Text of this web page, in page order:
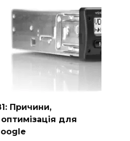
Причини,
для